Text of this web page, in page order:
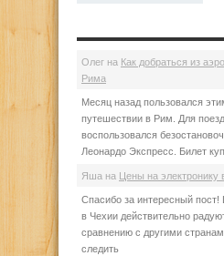
Олег на Как добраться из
Рима
Месяц назад пользовался
путешествии в Рим. Для
воспользовался
Леонардо Экспресс. Билет
Яша на Цены на электронику
Спасибо за интересный пост!
в Чехии действительно
сравнению с другими
следить